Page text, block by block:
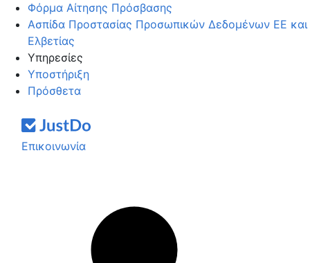
Φόρμα Αίτησης Πρόσβασης
Ασπίδα Προστασίας Προσωπικών Δεδομένων ΕΕ και
Ελβετίας
Υπηρεσίες
Υποστήριξη
Πρόσθετα
Επικοινωνία